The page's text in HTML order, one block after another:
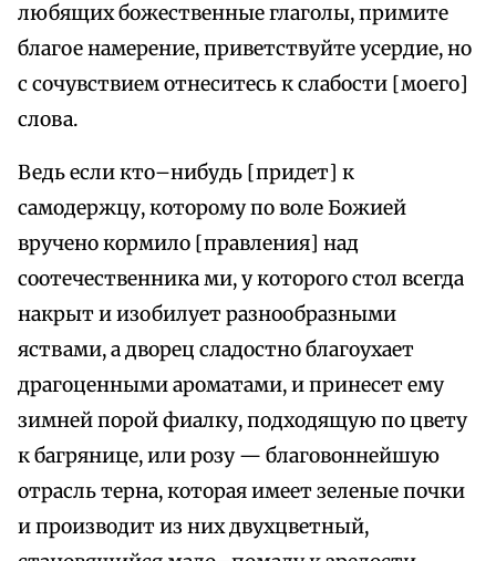
любящих божественные глаголы, примите
благое намерение, приветствуйте усердие, но
с сочувствием отнеситесь к слабости [моего]
слова.
Ведь если кто–нибудь [придет] к
самодержцу, которому по воле Божией
вручено кормило [правления] над
соотечественника ми, у которого стол всегда
накрыт и изобилует разнообразными
яствами, а дворец сладостно благоухает
драгоценными ароматами, и принесет ему
зимней порой фиалку, подходящую по цвету
к багрянице, или розу — благовоннейшую
отрасль терна, которая имеет зеленые почки
и производит из них двухцветный,